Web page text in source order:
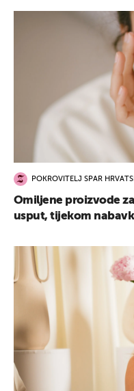
POKROVITELJ SPAR
Omiljene proizvode
usput, tijekom